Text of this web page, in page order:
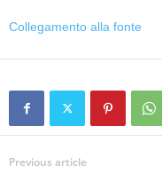
Collegamento alla fonte
Previous article